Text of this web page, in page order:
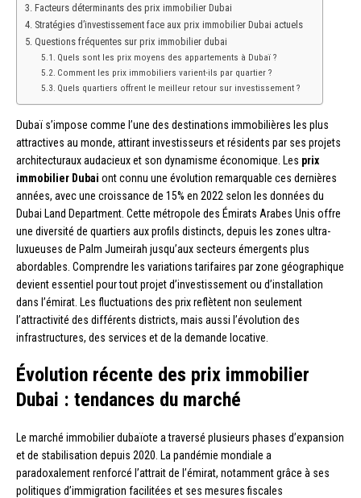
Facteurs déterminants des prix immobilier Dubai
Stratégies d’investissement face aux prix immobilier Dubai actuels
Questions fréquentes sur prix immobilier dubai
Quels sont les prix moyens des appartements à Dubaï ?
Comment les prix immobiliers varient-ils par quartier ?
Quels quartiers offrent le meilleur retour sur investissement ?
Dubaï s’impose comme l’une des destinations immobilières les plus
attractives au monde, attirant investisseurs et résidents par ses projets
architecturaux audacieux et son dynamisme économique. Les prix
immobilier Dubai ont connu une évolution remarquable ces dernières
années, avec une croissance de 15% en 2022 selon les données du
Dubai Land Department. Cette métropole des Émirats Arabes Unis offre
une diversité de quartiers aux profils distincts, depuis les zones ultra-
luxueuses de Palm Jumeirah jusqu’aux secteurs émergents plus
abordables. Comprendre les variations tarifaires par zone géographique
devient essentiel pour tout projet d’investissement ou d’installation
dans l’émirat. Les fluctuations des prix reflètent non seulement
l’attractivité des différents districts, mais aussi l’évolution des
infrastructures, des services et de la demande locative.
Évolution récente des prix immobilier
Dubai : tendances du marché
Le marché immobilier dubaïote a traversé plusieurs phases d’expansion
et de stabilisation depuis 2020. La pandémie mondiale a
paradoxalement renforcé l’attrait de l’émirat, notamment grâce à ses
politiques d’immigration facilitées et ses mesures fiscales